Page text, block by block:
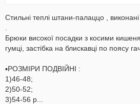
Стильні теплі штани-палаццо ,
Брюки високої посадки з косими
гумці, застібка на блискавці по поясу
▪️РОЗМІРИ ПОДВІЙНІ :
1)46-48;
2)50-52;
3)54-56 р...